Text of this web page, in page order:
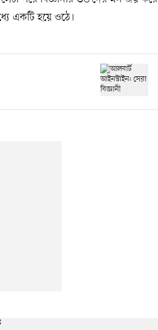
একটি হয়ে ওঠে।